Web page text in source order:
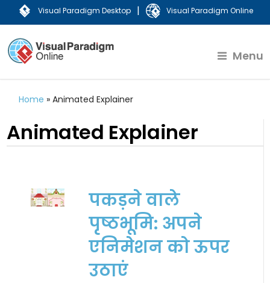
Visual Paradigm Desktop | Visual Paradigm Online
Menu
Home »Animated Explainer
Animated Explainer
पकड़ने वाले
पृष्ठभूमि: अपने
एनिमेशन को ऊपर
उठाएं